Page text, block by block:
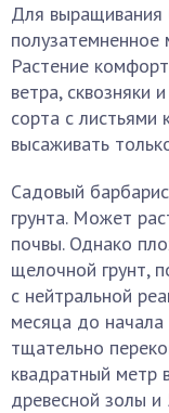
Для выращивания
полузатемненное
Растение
ветра, сквозняки
сорта с листьями
высаживать
Садовый
грунта. Может
почвы. Однако
щелочной грунт,
с нейтральной
месяца до
тщательно
квадратный метр
древесной золы и